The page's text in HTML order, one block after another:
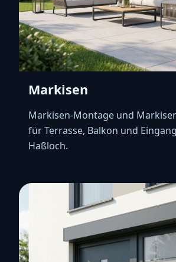
Markisen
Markisen-Montage und
für Terrasse, Balkon und
Haßloch.